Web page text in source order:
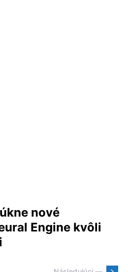
nové
Engine kvôli